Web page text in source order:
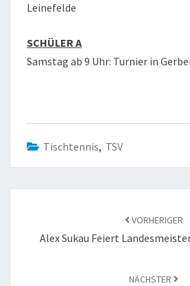
Leinefelde
SCHÜLER A
Samstag ab 9 Uhr: Turnier in
Tischtennis, TSV
VORHERIGER
Alex Sukau Feiert
NÄCHSTER